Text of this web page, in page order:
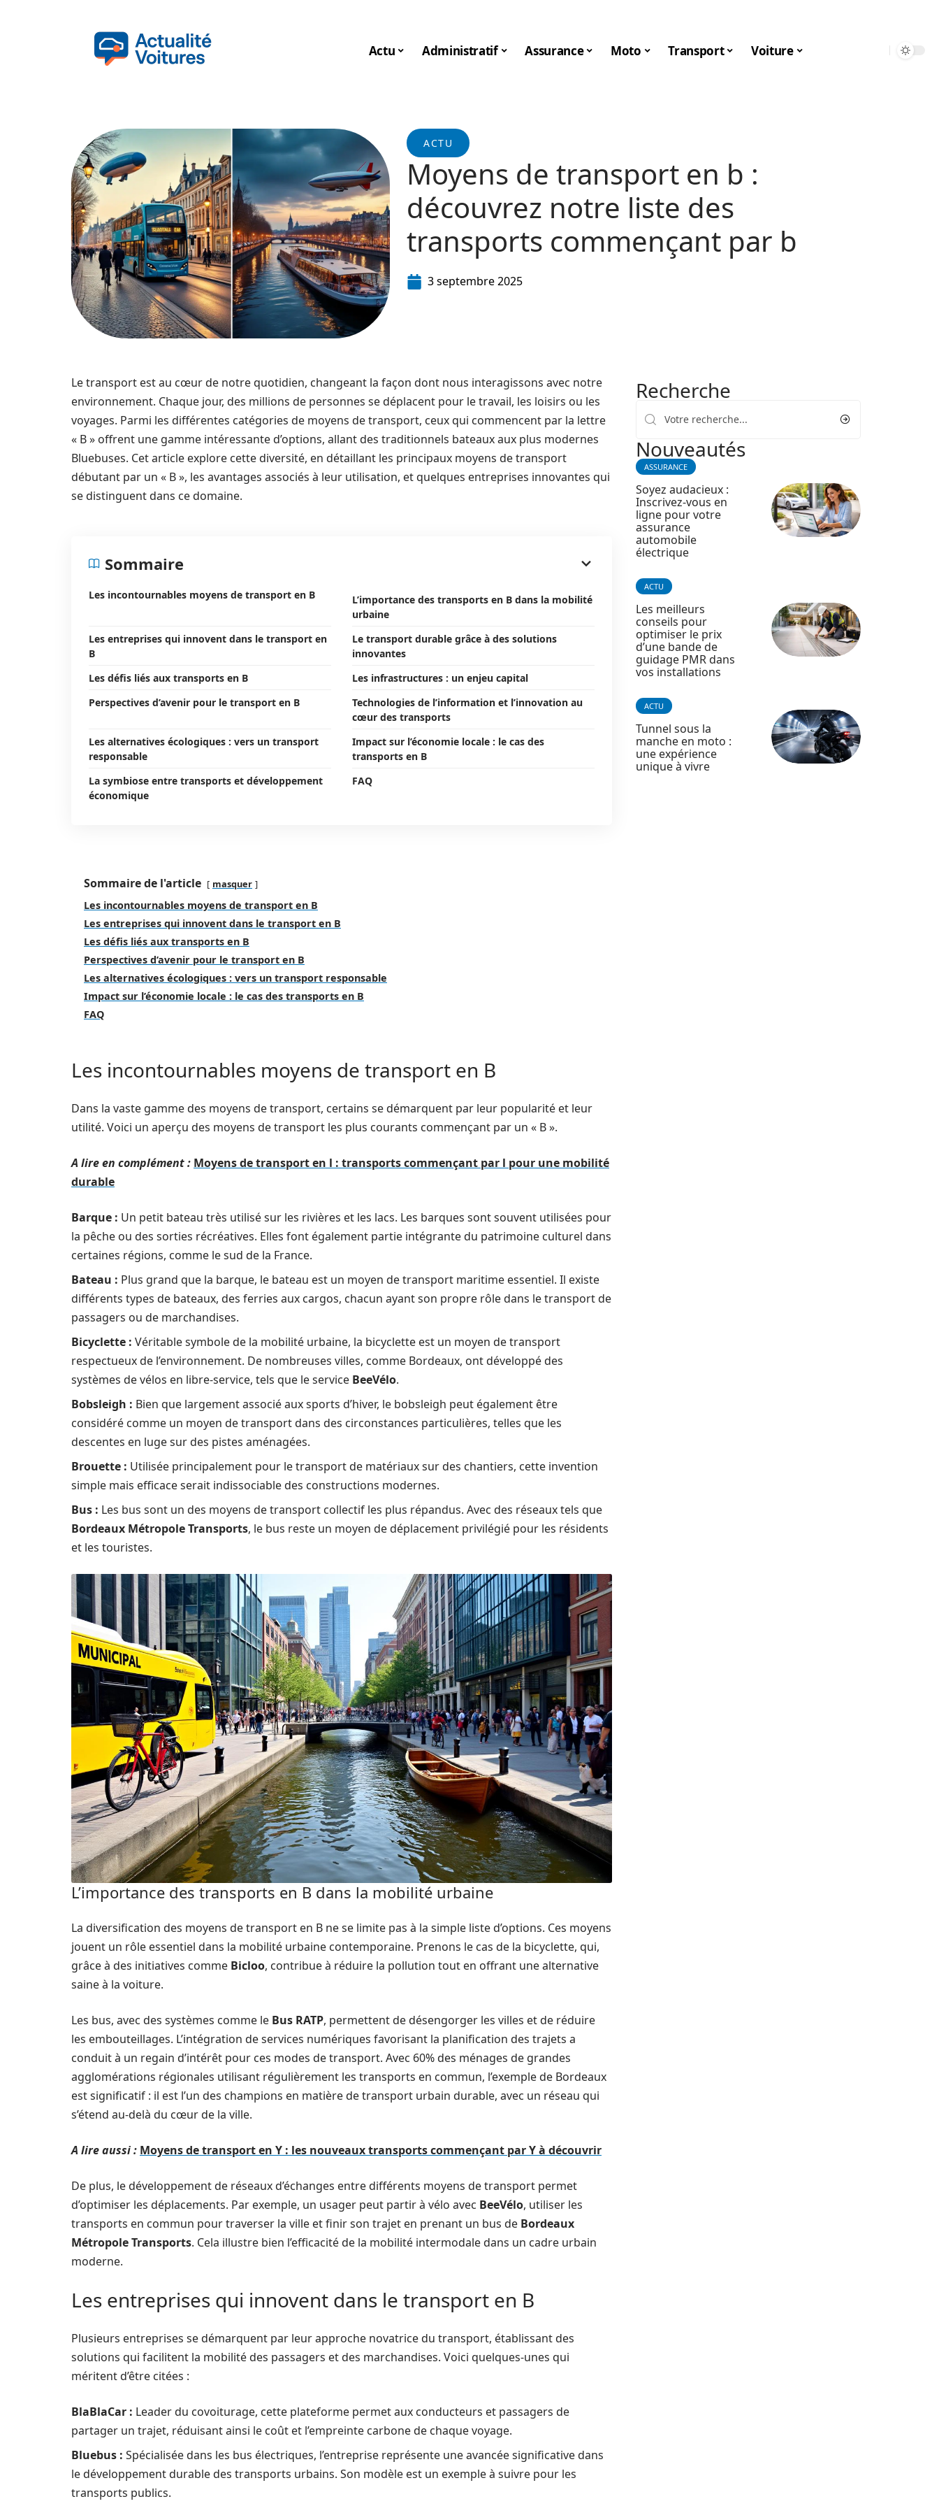
Actu Administratif Assurance Moto Transport Voiture
ACTU
Moyens de transport en b :
découvrez notre liste des
transports commençant par b
3 septembre 2025
Le transport est au cœur de notre quotidien, changeant la façon dont nous interagissons avec notre
environnement. Chaque jour, des millions de personnes se déplacent pour le travail, les loisirs ou les
voyages. Parmi les différentes catégories de moyens de transport, ceux qui commencent par la lettre
« B » offrent une gamme intéressante d’options, allant des traditionnels bateaux aux plus modernes
Bluebuses. Cet article explore cette diversité, en détaillant les principaux moyens de transport
débutant par un « B », les avantages associés à leur utilisation, et quelques entreprises innovantes qui
se distinguent dans ce domaine.
Sommaire
Les incontournables moyens de transport en B
L’importance des transports en B dans la mobilité
urbaine
Les entreprises qui innovent dans le transport en
B
Le transport durable grâce à des solutions
innovantes
Les défis liés aux transports en B
Les infrastructures : un enjeu capital
Perspectives d’avenir pour le transport en B
Technologies de l’information et l’innovation au
cœur des transports
Les alternatives écologiques : vers un transport
responsable
Impact sur l’économie locale : le cas des
transports en B
La symbiose entre transports et développement
économique
FAQ
Sommaire de l'article masquer
Les incontournables moyens de transport en B
Les entreprises qui innovent dans le transport en B
Les défis liés aux transports en B
Perspectives d’avenir pour le transport en B
Les alternatives écologiques : vers un transport responsable
Impact sur l’économie locale : le cas des transports en B
FAQ
Les incontournables moyens de transport en B
Dans la vaste gamme des moyens de transport, certains se démarquent par leur popularité et leur
utilité. Voici un aperçu des moyens de transport les plus courants commençant par un « B ».
A lire en complément : Moyens de transport en l : transports commençant par l pour une mobilité
durable
Barque : Un petit bateau très utilisé sur les rivières et les lacs. Les barques sont souvent utilisées pour
la pêche ou des sorties récréatives. Elles font également partie intégrante du patrimoine culturel dans
certaines régions, comme le sud de la France.
Bateau : Plus grand que la barque, le bateau est un moyen de transport maritime essentiel. Il existe
différents types de bateaux, des ferries aux cargos, chacun ayant son propre rôle dans le transport de
passagers ou de marchandises.
Bicyclette : Véritable symbole de la mobilité urbaine, la bicyclette est un moyen de transport
respectueux de l’environnement. De nombreuses villes, comme Bordeaux, ont développé des
systèmes de vélos en libre-service, tels que le service BeeVélo.
Bobsleigh : Bien que largement associé aux sports d’hiver, le bobsleigh peut également être
considéré comme un moyen de transport dans des circonstances particulières, telles que les
descentes en luge sur des pistes aménagées.
Brouette : Utilisée principalement pour le transport de matériaux sur des chantiers, cette invention
simple mais efficace serait indissociable des constructions modernes.
Bus : Les bus sont un des moyens de transport collectif les plus répandus. Avec des réseaux tels que
Bordeaux Métropole Transports, le bus reste un moyen de déplacement privilégié pour les résidents
et les touristes.
L’importance des transports en B dans la mobilité urbaine
La diversification des moyens de transport en B ne se limite pas à la simple liste d’options. Ces moyens
jouent un rôle essentiel dans la mobilité urbaine contemporaine. Prenons le cas de la bicyclette, qui,
grâce à des initiatives comme Bicloo, contribue à réduire la pollution tout en offrant une alternative
saine à la voiture.
Les bus, avec des systèmes comme le Bus RATP, permettent de désengorger les villes et de réduire
les embouteillages. L’intégration de services numériques favorisant la planification des trajets a
conduit à un regain d’intérêt pour ces modes de transport. Avec 60% des ménages de grandes
agglomérations régionales utilisant régulièrement les transports en commun, l’exemple de Bordeaux
est significatif : il est l’un des champions en matière de transport urbain durable, avec un réseau qui
s’étend au-delà du cœur de la ville.
A lire aussi : Moyens de transport en Y : les nouveaux transports commençant par Y à découvrir
De plus, le développement de réseaux d’échanges entre différents moyens de transport permet
d’optimiser les déplacements. Par exemple, un usager peut partir à vélo avec BeeVélo, utiliser les
transports en commun pour traverser la ville et finir son trajet en prenant un bus de Bordeaux
Métropole Transports. Cela illustre bien l’efficacité de la mobilité intermodale dans un cadre urbain
moderne.
Les entreprises qui innovent dans le transport en B
Plusieurs entreprises se démarquent par leur approche novatrice du transport, établissant des
solutions qui facilitent la mobilité des passagers et des marchandises. Voici quelques-unes qui
méritent d’être citées :
BlaBlaCar : Leader du covoiturage, cette plateforme permet aux conducteurs et passagers de
partager un trajet, réduisant ainsi le coût et l’empreinte carbone de chaque voyage.
Bluebus : Spécialisée dans les bus électriques, l’entreprise représente une avancée significative dans
le développement durable des transports urbains. Son modèle est un exemple à suivre pour les
transports publics.
Recherche
Nouveautés
ASSURANCE
Soyez audacieux :
Inscrivez-vous en
ligne pour votre
assurance
automobile
électrique
ACTU
Les meilleurs
conseils pour
optimiser le prix
d’une bande de
guidage PMR dans
vos installations
ACTU
Tunnel sous la
manche en moto :
une expérience
unique à vivre